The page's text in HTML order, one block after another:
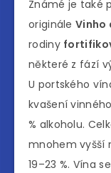
Známé je také
originále Vinho
rodiny
některé z fází
U portského
kvašení
% alkoholu.
mnohem vyšší
19–23 %. Vína